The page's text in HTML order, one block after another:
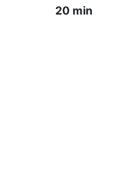
20 min